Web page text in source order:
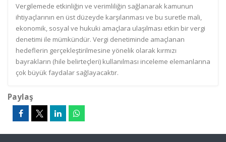
Vergilemede etkinliğin ve verimliliğin sağlanarak kamunun
ihtiyaçlarının en üst düzeyde karşılanması ve bu suretle mali,
ekonomik, sosyal ve hukuki amaçlara ulaşılması etkin bir vergi
denetimi ile mümkündür. Vergi denetiminde amaçlanan
hedeflerin gerçekleştirilmesine yönelik olarak kırmızı
bayrakların (hile belirteçleri) kullanılması inceleme elemanlarına
çok büyük faydalar sağlayacaktır.
Paylaş